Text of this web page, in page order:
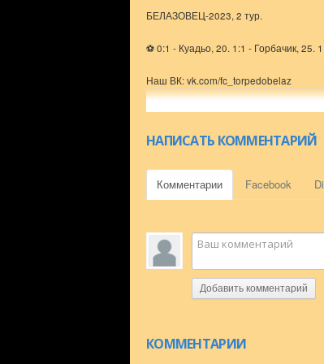
БЕЛАЗОВЕЦ-2023, 2 тур.
⚽ 0:1 - Куадьо, 20. 1:1 - Горбачик, 25.
Наш ВК: vk.com/fc_torpedobelaz
Наш ТГ: t.me/torpedobelaz
Наша ИНСТА: instagram.com/
НАПИСАТЬ КОММЕНТАРИЙ
Комментарии Facebook
Добавить комментарий
КОММЕНТАРИИ